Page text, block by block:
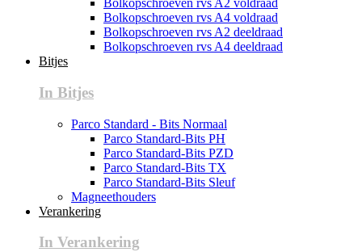
Bolkopschroeven rvs A2 voldraad
Bolkopschroeven rvs A4 voldraad
Bolkopschroeven rvs A2 deeldraad
Bolkopschroeven rvs A4 deeldraad
Bitjes
In Bitjes
Parco Standard - Bits Normaal
Parco Standard-Bits PH
Parco Standard-Bits PZD
Parco Standard-Bits TX
Parco Standard-Bits Sleuf
Magneethouders
Verankering
In Verankering